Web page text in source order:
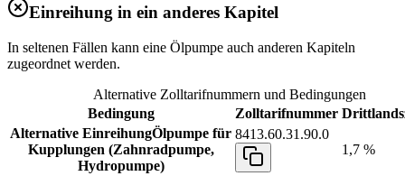
Einreihung in ein anderes Kapitel
In seltenen Fällen kann eine Ölpumpe auch anderen Kapiteln
zugeordnet werden.
Alternative Zolltarifnummern und Bedingungen
Bedingung
Zolltarifnummer
Alternative EinreihungÖlpumpe für
Kupplungen (Zahnradpumpe,
Hydropumpe)
8413.60.31.90.0
1,7 %